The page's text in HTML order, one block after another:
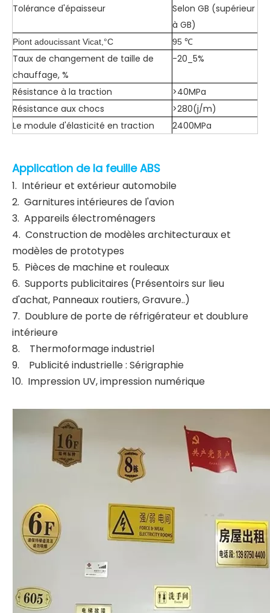
Tolérance d'épaisseur
Selon GB (supérieur
à GB)
Piont adoucissant Vicat,°C 95 ℃
Taux de changement de taille de
chauffage, %
-20_5%
Résistance à la traction
>40MPa
Résistance aux chocs
>280(j/m)
Le module d'élasticité en traction
2400MPa
Application de la feuille ABS
1. Intérieur et extérieur automobile
2. Garnitures intérieures de l'avion
3. Appareils électroménagers
4. Construction de modèles architecturaux et
modèles de prototypes
5. Pièces de machine et rouleaux
6. Supports publicitaires (Présentoirs sur lieu
d'achat, Panneaux routiers, Gravure..)
7. Doublure de porte de réfrigérateur et doublure
intérieure
8. Thermoformage industriel
9. Publicité industrielle : Sérigraphie
10. Impression UV, impression numérique